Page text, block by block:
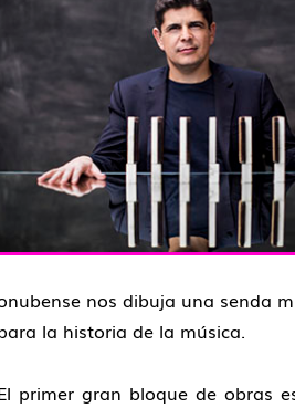
nos dibuja una senda
la historia de la música.
primer gran bloque de obras